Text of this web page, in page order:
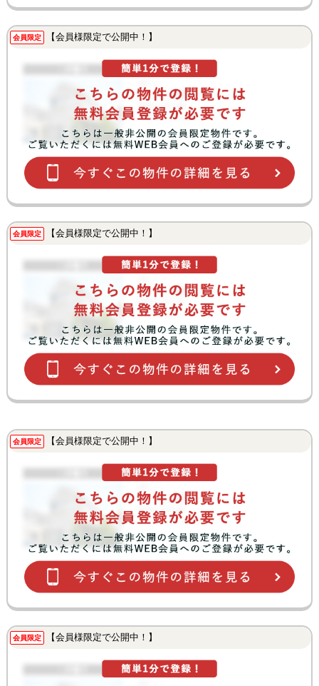
会員限定 【会員様限定で公開中！】
会員限定 【会員様限定で公開中！】
会員限定 【会員様限定で公開中！】
会員限定 【会員様限定で公開中！】